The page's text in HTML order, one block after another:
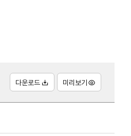
다운로드 미리보기